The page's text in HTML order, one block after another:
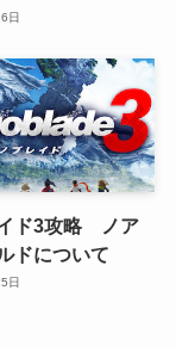
日
ド3攻略 ノア
ドについて
日